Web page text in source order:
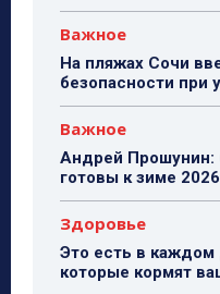
Важное
На пляжах Сочи
безопасности при
Важное
Андрей Прошунин:
готовы к зиме
Здоровье
Это есть в каждом
которые кормят